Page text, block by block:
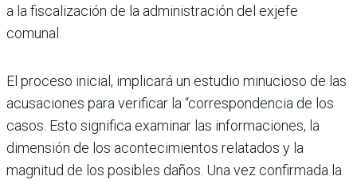
a la fiscalización de la administración del exjefe
comunal.
El proceso inicial, implicará un estudio minucioso de las
acusaciones para verificar la “correspondencia de los
casos. Esto significa examinar las informaciones, la
dimensión de los acontecimientos relatados y la
magnitud de los posibles daños. Una vez confirmada la